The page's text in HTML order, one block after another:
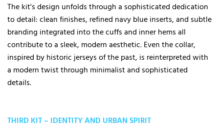
The kit's design unfolds through a sophisticated dedication
to detail: clean finishes, refined navy blue inserts, and subtle
branding integrated into the cuffs and inner hems all
contribute to a sleek, modern aesthetic. Even the collar,
inspired by historic jerseys of the past, is reinterpreted with
a modern twist through minimalist and sophisticated
details.
THIRD KIT – IDENTITY AND URBAN SPIRIT